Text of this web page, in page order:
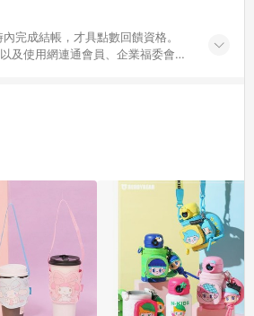
完成結帳，才具點數回饋資格。
及使用網連通會員、企業福委會員
將無法獲得點數回饋。 5. 點數回
饋無上限」)，以同一訂單中同一
銷售網頁不符，以銷售網頁標示為
過180天(含)以上進行申訴，恕無法
紅包之適用商品與使用條件請依點數